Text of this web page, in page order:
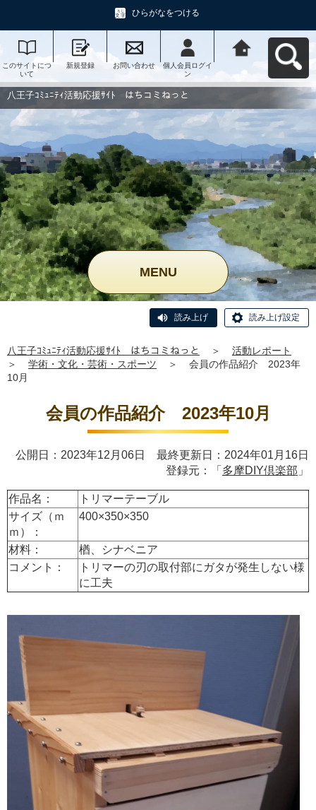
ひらがなをつける
このサイトにつ
いて
新規登録 お問い合わせ
個人会員ログイ
ン
動応援ｻｲﾄ はち
コミねっとへ戻
八王子ｺﾐｭﾆﾃｨ活動応援ｻｲﾄ はちコミねっと
MENU
読み上げ 読み上げ設定
八王子ｺﾐｭﾆﾃｨ活動応援ｻｲﾄ はちコミねっと ＞
活動レポート
＞
学術・文化・芸術・スポーツ ＞
会員の作品紹介 2023年
10月
会員の作品紹介 2023年10月
公開日：2023年12月06日 最終更新日：2024年01月16日
登録元：「 多摩DIY倶楽部 」
作品名：
トリマーテーブル
サイズ（ｍ
ｍ）：
400×350×350
材料：
楢、シナベニア
コメント：
トリマーの刃の取付部にガタが発生しない様
に工夫